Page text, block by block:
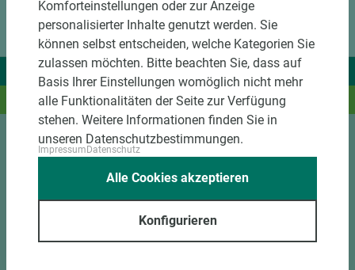
Wir liefern Ideen.
Und das passende Holz dazu.
Sortiment
Komforteinstellungen oder zur Anzeige
personalisierter Inhalte genutzt werden. Sie
können selbst entscheiden, welche Kategorien Sie
zulassen möchten. Bitte beachten Sie, dass auf
Basis Ihrer Einstellungen womöglich nicht mehr
alle Funktionalitäten der Seite zur Verfügung
stehen. Weitere Informationen finden Sie in
unseren Datenschutzbestimmungen.
ImpressumDatenschutz
Konfigurieren
Alle Cookies akzeptieren